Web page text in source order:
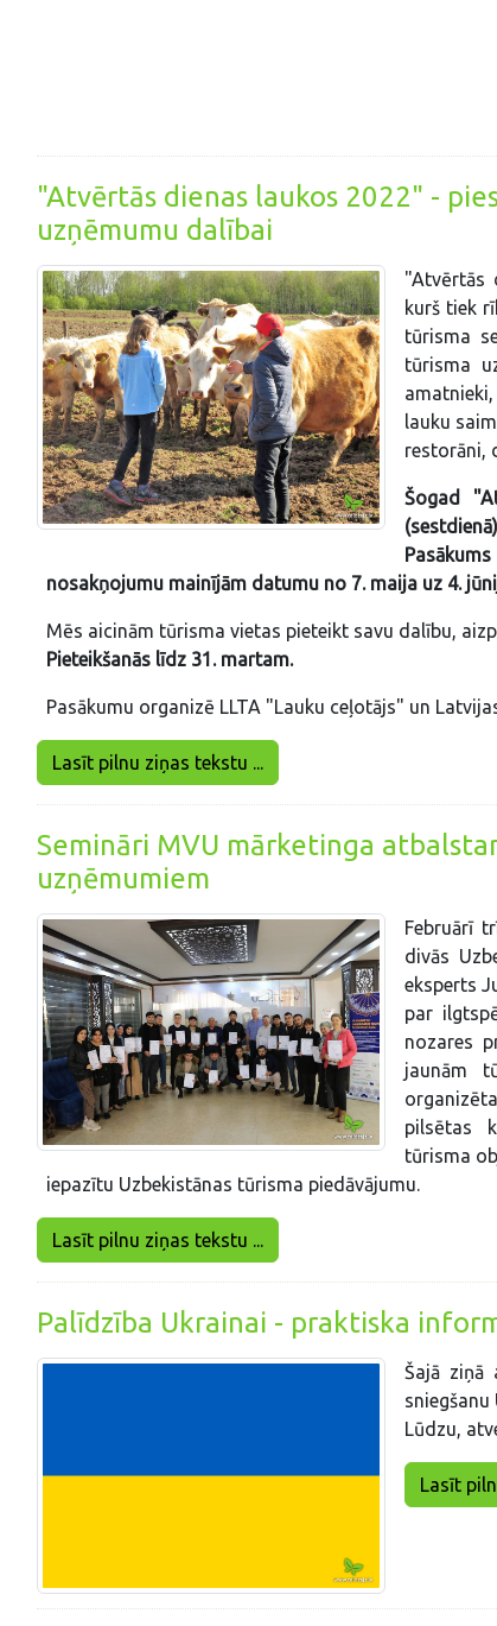
"Atvērtās dienas laukos 2022" -
uzņēmumu dalībai
"Atvērtās
kurš tiek
tūrisma
tūrisma
lauku
restorāni,
Šogad
nosakņojumu mainījām datumu no 7. maija uz 4.
Mēs aicinām tūrisma vietas pieteikt savu dalību,
Pieteikšanās līdz 31. martam.
Pasākumu organizē LLTA "Lauku ceļotājs" un
Lasīt pilnu ziņas tekstu ...
Semināri MVU mārketinga
uzņēmumiem
Februārī
divās
eksperts
par
nozares
jaunām
pilsētas
tūrisma
iepazītu Uzbekistānas tūrisma piedāvājumu.
Lasīt pilnu ziņas tekstu ...
Palīdzība Ukrainai - praktiska
Šajā ziņā
Lūdzu,
Lasīt